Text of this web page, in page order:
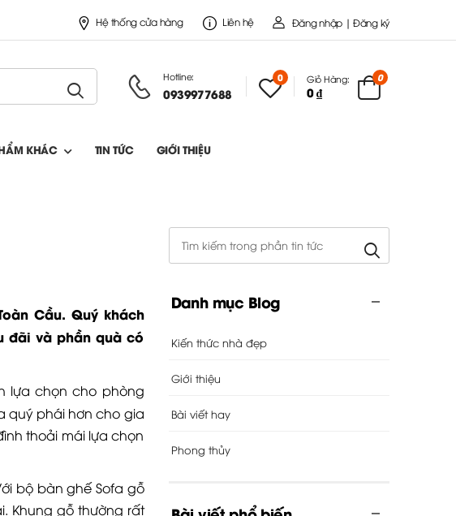
Hệ thống cửa hàng Liên hệ Đăng nhập | Đăng ký
Hotline:
0939977688
0 Giỏ Hàng:
0 ₫
0
KHÁC TIN TỨC GIỚI THIỆU
Cầu. Quý khách
đãi và phần quà có
lựa chọn cho phòng
quý phái hơn cho gia
thoải mái lựa chọn
bộ bàn ghế Sofa gỗ
Khung gỗ thường rất
Danh mục Blog
Kiến thức nhà đẹp
Giới thiệu
Bài viết hay
Phong thủy